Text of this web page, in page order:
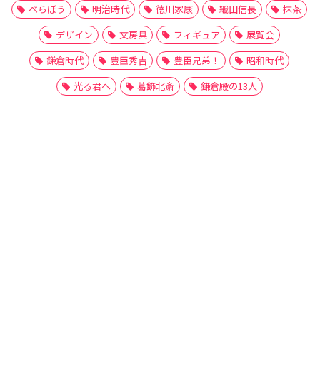
べらぼう
明治時代 徳川家康 織田信長
抹茶
デザイン
文房具 フィギュア
展覧会
鎌倉時代
豊臣秀吉 豊臣兄弟！
昭和時代
光る君へ
葛飾北斎 鎌倉殿の13人